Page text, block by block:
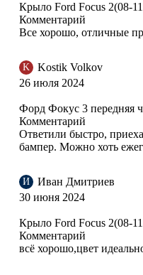
Крыло Ford Focus 2(08-
Комментарий
Все хорошо, отличные
K
Kostik Volkov
26 июля 2024
Форд Фокус 3 передняя
Комментарий
Ответили быстро,
бампер. Можно хоть
И
Иван Дмитриев
30 июня 2024
Крыло Ford Focus 2(08-
Комментарий
всё хорошо,цвет